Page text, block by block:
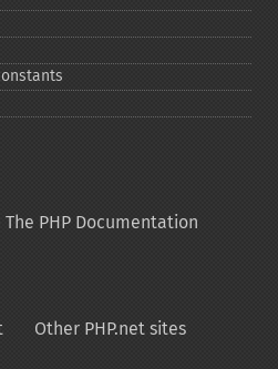
PHP Documentation
Other PHP.net sites